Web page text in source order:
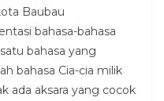
Baubau
bahasa-bahasa
bahasa yang
bahasa Cia-cia milik
ada aksara yang cocok